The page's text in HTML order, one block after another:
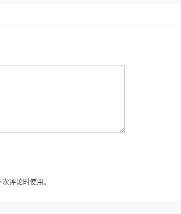
评论时使用。